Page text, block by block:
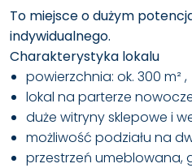
To miejsce o dużym
indywidualnego.
Charakterystyka lokalu
powierzchnia: ok. 300 m² ,
lokal na parterze
duże witryny sklepowe i
możliwość podziału na
przestrzeń umeblowana,